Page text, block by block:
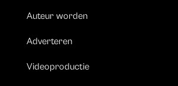
Auteur worden
Adverteren
Videoproductie